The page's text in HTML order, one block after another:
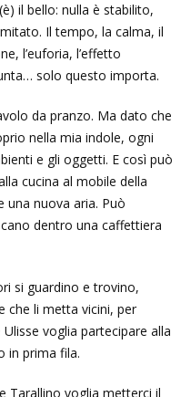
il bello: nulla è stabilito,
Il tempo, la calma, il
l’euforia, l’effetto
solo questo importa.
da pranzo. Ma dato che
nella mia indole, ogni
e gli oggetti. E così può
cucina al mobile della
una nuova aria. Può
dentro una caffettiera
si guardino e trovino,
che li metta vicini, per
voglia partecipare alla
in prima fila.
Tarallino voglia metterci il